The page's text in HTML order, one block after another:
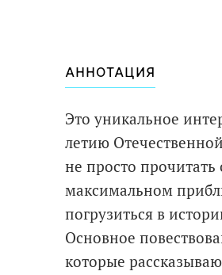
АННОТАЦИЯ
Это уникальное
летию
не просто
максимальном
погрузиться в
Основное
которые